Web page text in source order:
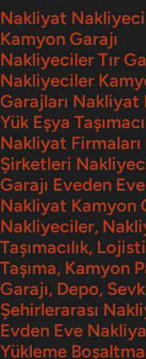
İçeriğe
geç
Nakliyat Nakliyeci
Kamyon Garajı
Nakliyeciler Tır
Nakliyeciler
Garajları Nakliyat
Yük Eşya
Nakliyat
Şirketleri
Garajı Eveden Eve
Nakliyat Kamyon
Nakliyeciler,
Taşımacılık,
Taşıma, Kamyon
Garajı, Depo,
Şehirlerarası
Evden Eve
Yükleme